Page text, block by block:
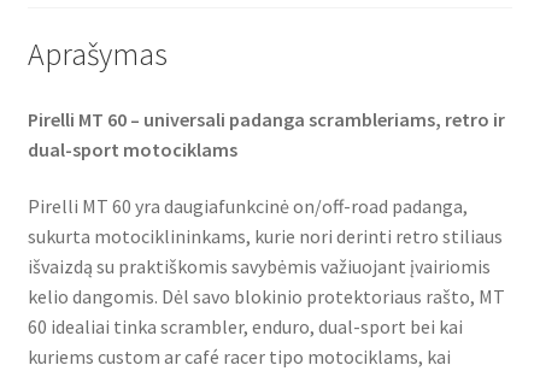
Aprašymas
Pirelli MT 60 – universali padanga scrambleriams, retro ir
dual-sport motociklams
Pirelli MT 60 yra daugiafunkcinė on/off-road padanga,
sukurta motociklininkams, kurie nori derinti retro stiliaus
išvaizdą su praktiškomis savybėmis važiuojant įvairiomis
kelio dangomis. Dėl savo blokinio protektoriaus rašto, MT
60 idealiai tinka scrambler, enduro, dual-sport bei kai
kuriems custom ar café racer tipo motociklams, kai